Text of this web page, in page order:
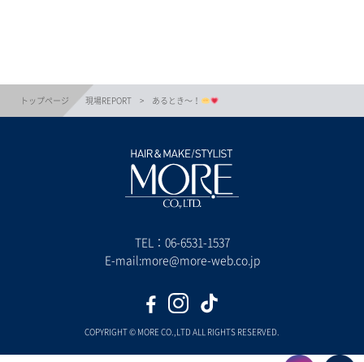
トップページ 現場REPORT あるとき〜！
TEL： 06-6531-1537
E-mail:more@more-web.co.jp
COPYRIGHT © MORE CO.,LTD ALL RIGHTS RESERVED.